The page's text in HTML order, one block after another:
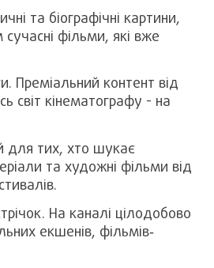
та біографічні картини,
фільми, які вже
Преміальний контент від
світ кінематографу - на
для тих, хто шукає
та художні фільми від
На каналі цілодобово
екшенів, фільмів‐